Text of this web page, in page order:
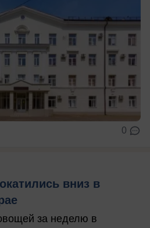
0
вниз в
за неделю в